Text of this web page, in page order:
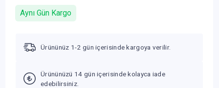
Aynı Gün Kargo
Ürününüz 1-2 gün içerisinde kargoya verilir.
Ürününüzü 14 gün içerisinde kolayca iade
edebilirsiniz.